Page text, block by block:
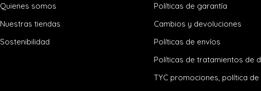
Quienes somos
Nuestras tiendas
Sostenibilidad
Políticas de garantía
Cambios y devoluciones
Políticas de envíos
Políticas de tratamientos de
TYC promociones, política